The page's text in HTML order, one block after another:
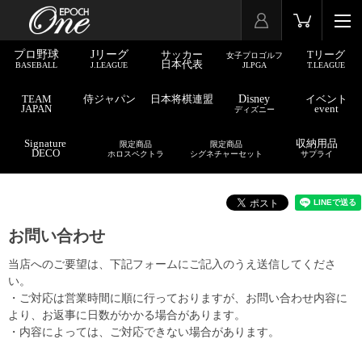
プロ野球
BASEBALL
Jリーグ
J.LEAGUE
サッカー
日本代表
女子プロゴルフ
JLPGA
Tリーグ
T.LEAGUE
TEAM
JAPAN
侍ジャパン 日本将棋連盟 Disney
ディズニー
イベント
event
Signature
DECO
限定商品
ホロスペクトラ
限定商品
シグネチャーセット
収納用品
サプライ
お問い合わせ
当店へのご要望は、下記フォームにご記入のうえ送信してくださ
い。
・ご対応は営業時間に順に行っておりますが、お問い合わせ内容に
より、お返事に日数がかかる場合があります。
・内容によっては、ご対応できない場合があります。